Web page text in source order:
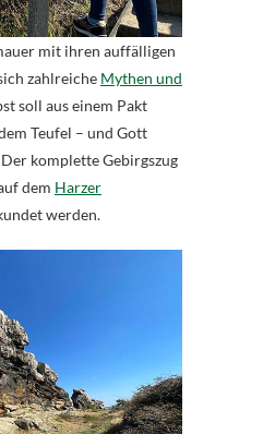
mit ihren auffälligen
zahlreiche Mythen und
soll aus einem Pakt
Teufel – und Gott
komplette Gebirgszug
dem Harzer
werden.